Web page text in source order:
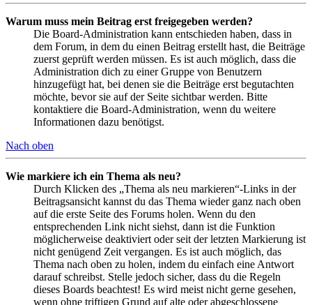
Warum muss mein Beitrag erst freigegeben werden?
Die Board-Administration kann entschieden haben, dass in
dem Forum, in dem du einen Beitrag erstellt hast, die Beiträge
zuerst geprüft werden müssen. Es ist auch möglich, dass die
Administration dich zu einer Gruppe von Benutzern
hinzugefügt hat, bei denen sie die Beiträge erst begutachten
möchte, bevor sie auf der Seite sichtbar werden. Bitte
kontaktiere die Board-Administration, wenn du weitere
Informationen dazu benötigst.
Nach oben
Wie markiere ich ein Thema als neu?
Durch Klicken des „Thema als neu markieren“-Links in der
Beitragsansicht kannst du das Thema wieder ganz nach oben
auf die erste Seite des Forums holen. Wenn du den
entsprechenden Link nicht siehst, dann ist die Funktion
möglicherweise deaktiviert oder seit der letzten Markierung ist
nicht genügend Zeit vergangen. Es ist auch möglich, das
Thema nach oben zu holen, indem du einfach eine Antwort
darauf schreibst. Stelle jedoch sicher, dass du die Regeln
dieses Boards beachtest! Es wird meist nicht gerne gesehen,
wenn ohne triftigen Grund auf alte oder abgeschlossene